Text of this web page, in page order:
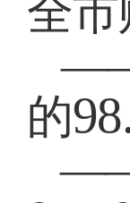
全
的